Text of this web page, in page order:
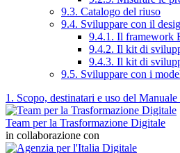
9.3. Catalogo del riuso
9.4. Sviluppare con il
9.4.1. Il framework
9.4.2. Il kit di
9.4.3. Il kit di
9.5. Sviluppare con i
1. Scopo, destinatari e uso del
Team per la Trasformazione Digitale
in collaborazione con